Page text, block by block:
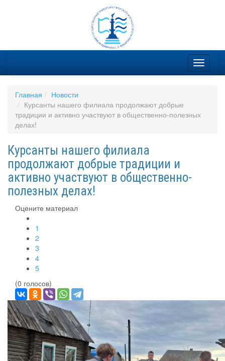
Главная
Новости
Курсанты нашего филиала продолжают добрые
традиции и активно участвуют в общественно-полезных
делах!
Курсанты нашего филиала
продолжают добрые традиции и
активно участвуют в общественно-
полезных делах!
Оцените материал
1
2
3
4
5
(0 голосов)